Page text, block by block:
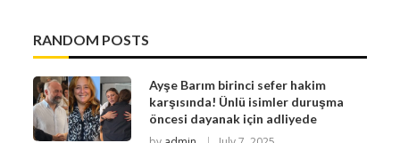
RANDOM POSTS
Ayşe Barım birinci sefer hakim
karşısında! Ünlü isimler duruşma
öncesi dayanak için adliyede